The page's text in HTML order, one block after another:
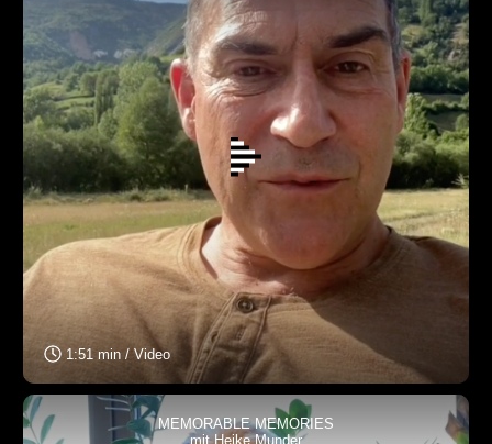
1:51 min / Video
MEMORABLE MEMORIES
mit Heike Munder